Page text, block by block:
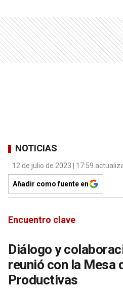
NOTICIAS
12 de julio de 2023 | 17:59
Añadir como fuente en
Encuentro clave
Diálogo y
reunió con la Mesa
Productivas